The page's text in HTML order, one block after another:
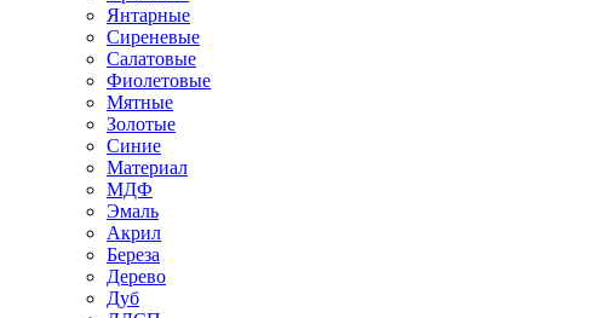
Янтарные
Сиреневые
Салатовые
Фиолетовые
Мятные
Золотые
Синие
Материал
МДФ
Эмаль
Акрил
Береза
Дерево
Дуб